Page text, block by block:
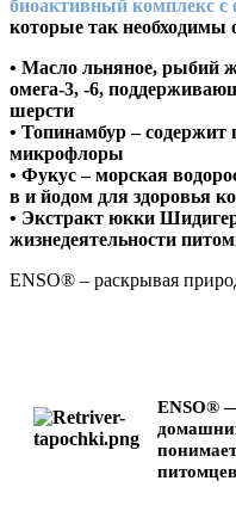
биоактивный комплекс
которые так необходимы
• Масло льняное, рыбий
омега-3, -6,
шерсти
• Топинамбур– содержит
микрофлоры
• Фукус– морская
в и йодом для здоровья
• Экстракт юкки
жизнедеятельности
ENSO® – раскрывая
ENSO®